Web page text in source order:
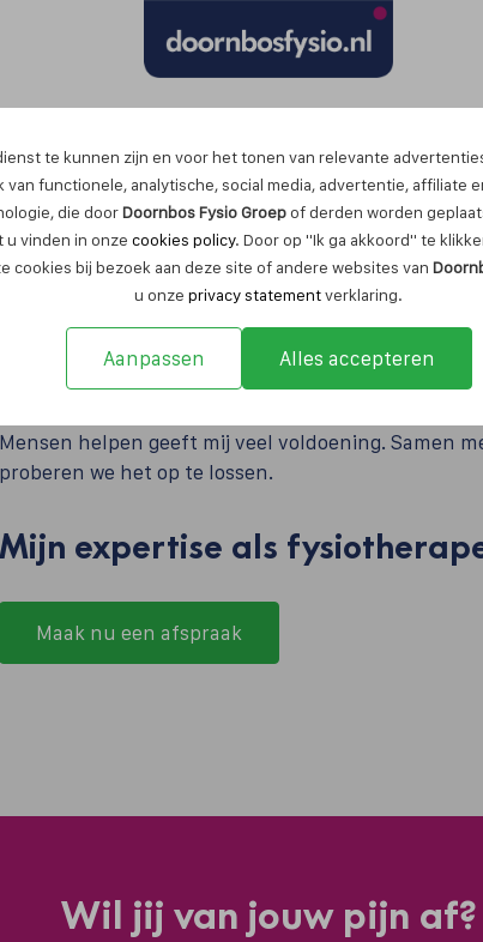
te kunnen zijn en voor het tonen van relevante
van functionele, analytische, social media, advertentie, affiliate
die doorDoornbos Fysio Groepof derden worden
u vinden in onze cookies policy. Door op "Ik ga akkoord" te
cookies bij bezoek aan deze site of andere websites van
u onze privacy statementverklaring.
Aanpassen Alles accepteren
Maak nu een afspraak
Lieke Steijaert
Mensen helpen geeft mij veel voldoening. Samen
proberen we het op te lossen.
Mijn expertise als
Maak nu een afspraak
Wil jij van jouw pijn af?